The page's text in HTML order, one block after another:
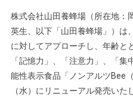
株式会社山田養蜂場（所在地：
英生、以下「山田養蜂場」）は
に対してアプローチし、年齢と
「記憶力」、「注意力」、「
能性表示食品「ノンアルツBee
（水）にリニューアル発売い